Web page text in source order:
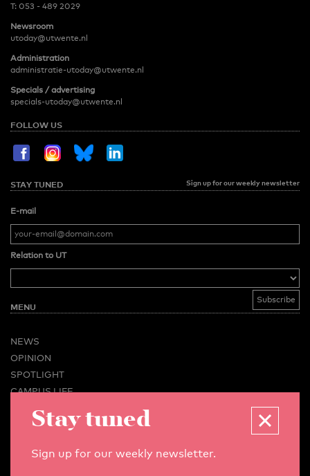
T: 053 - 489 2029
Newsroom
utoday@utwente.nl
Administration
administratie-utoday@utwente.nl
Specials / advertising
specials-utoday@utwente.nl
FOLLOW US
STAY TUNED Sign up for our weekly newsletter
E-mail
Relation to UT
MENU
NEWS
OPINION
SPOTLIGHT
CAMPUS LIFE
VIDEO
BUSINESS & CAREER
Stay tuned
Sign up for our weekly newsletter.